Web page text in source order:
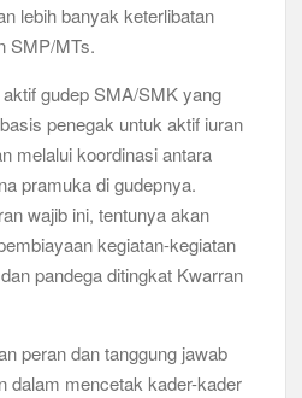
lebih banyak keterlibatan
SMP/MTs.
gudep SMA/SMK yang
penegak untuk aktif iuran
melalui koordinasi antara
pramuka di gudepnya.
wajib ini, tentunya akan
kegiatan-kegiatan
pandega ditingkat Kwarran
peran dan tanggung jawab
dalam mencetak kader-kader